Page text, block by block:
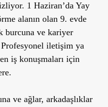
1 Haziran’da Yay
alanın olan 9. evde
burcuna ve kariyer
iletişim ya
iş konuşmaları için
ve ağlar, arkadaşlıklar